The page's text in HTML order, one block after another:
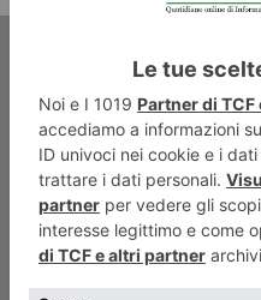
ARTICOLO
Con Ryanair
per Lamezia